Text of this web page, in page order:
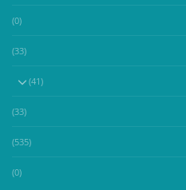
(0)
(33)
(41)
(33)
(535)
(0)